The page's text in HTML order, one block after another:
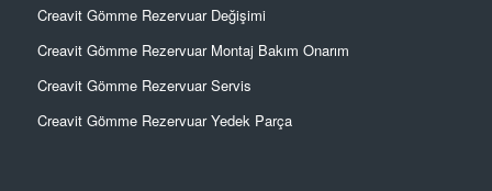
Creavit Gömme Rezervuar Değişimi
Creavit Gömme Rezervuar Montaj Bakım Onarım
Creavit Gömme Rezervuar Servis
Creavit Gömme Rezervuar Yedek Parça